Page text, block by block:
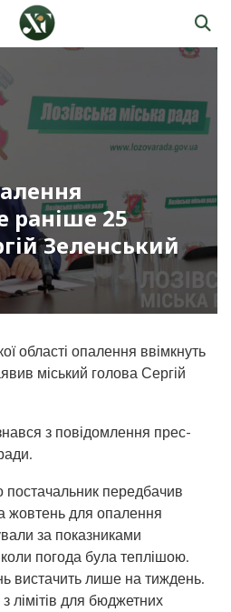
раніше 25
Зеленський
області опалення ввімкнуть
міський голова Сергій
з повідомлення прес-
передбачив
жовтень для опалення
за показниками
погода була теплішою.
вистачить лише на тиждень.
лімітів для бюджетних